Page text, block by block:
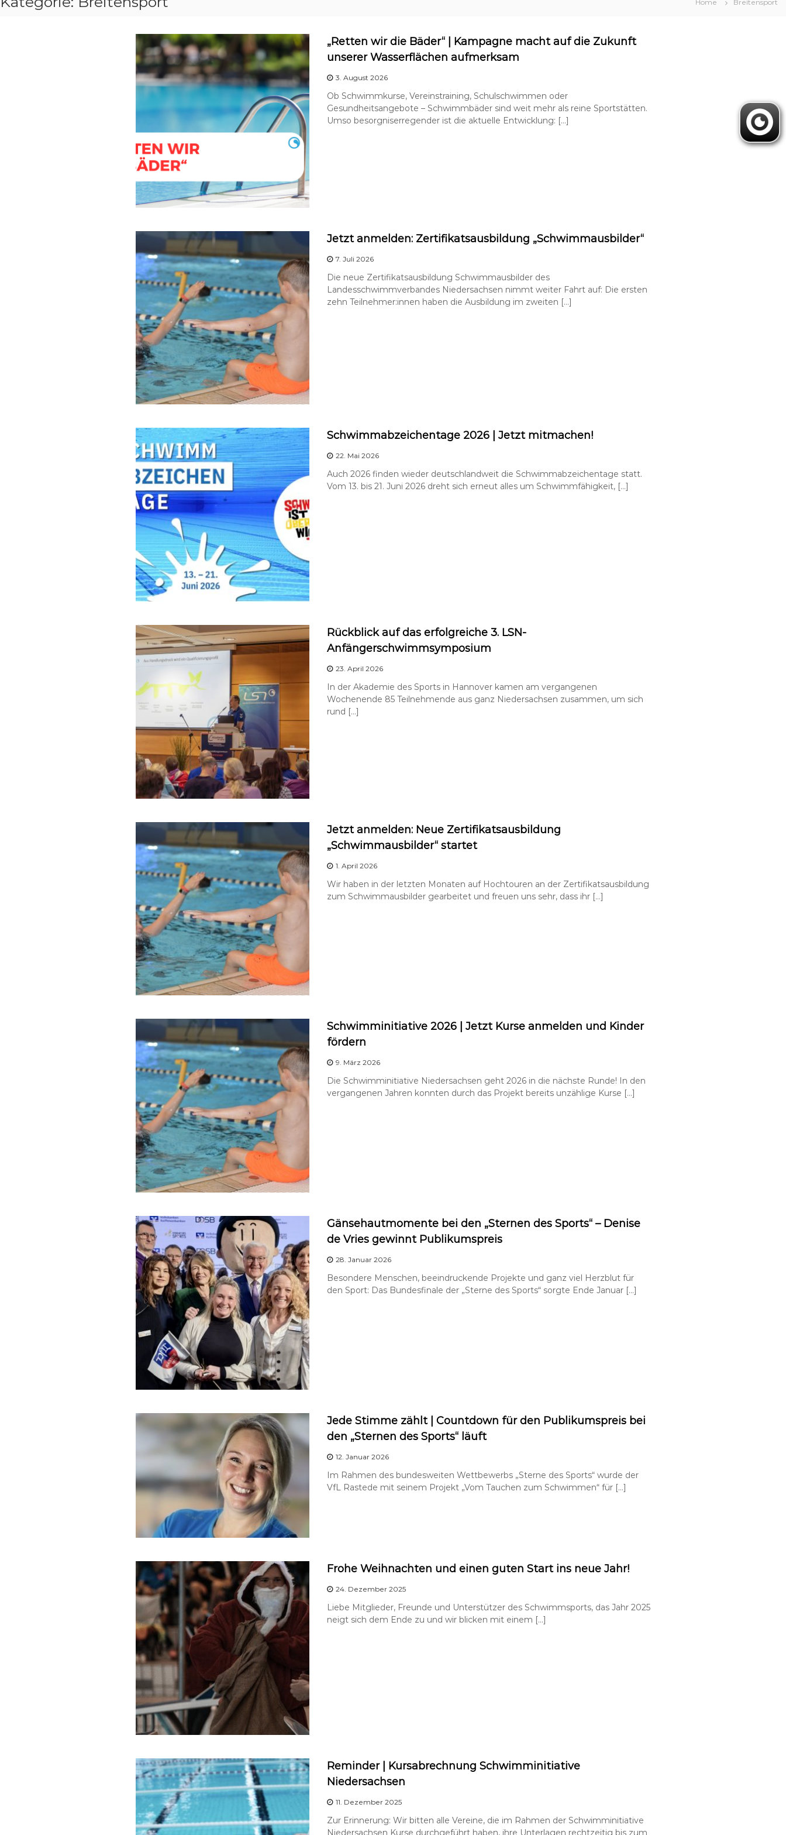
Home Breitensport
„Retten wir die Bäder“ | Kampagne macht auf die Zukunft
unserer Wasserflächen aufmerksam
3. August 2026
Ob Schwimmkurse, Vereinstraining, Schulschwimmen oder
Gesundheitsangebote – Schwimmbäder sind weit mehr als reine Sportstätten.
Umso besorgniserregender ist die aktuelle Entwicklung: […]
Jetzt anmelden: Zertifikatsausbildung „Schwimmausbilder“
7. Juli 2026
Die neue Zertifikatsausbildung Schwimmausbilder des
Landesschwimmverbandes Niedersachsen nimmt weiter Fahrt auf: Die ersten
zehn Teilnehmer:innen haben die Ausbildung im zweiten […]
Schwimmabzeichentage 2026 | Jetzt mitmachen!
22. Mai 2026
Auch 2026 finden wieder deutschlandweit die Schwimmabzeichentage statt.
Vom 13. bis 21. Juni 2026 dreht sich erneut alles um Schwimmfähigkeit, […]
Rückblick auf das erfolgreiche 3. LSN-
Anfängerschwimmsymposium
23. April 2026
In der Akademie des Sports in Hannover kamen am vergangenen
Wochenende 85 Teilnehmende aus ganz Niedersachsen zusammen, um sich
rund […]
Jetzt anmelden: Neue Zertifikatsausbildung
„Schwimmausbilder“ startet
1. April 2026
Wir haben in der letzten Monaten auf Hochtouren an der Zertifikatsausbildung
zum Schwimmausbilder gearbeitet und freuen uns sehr, dass ihr […]
Schwimminitiative 2026 | Jetzt Kurse anmelden und Kinder
fördern
9. März 2026
Die Schwimminitiative Niedersachsen geht 2026 in die nächste Runde! In den
vergangenen Jahren konnten durch das Projekt bereits unzählige Kurse […]
Gänsehautmomente bei den „Sternen des Sports“ – Denise
de Vries gewinnt Publikumspreis
28. Januar 2026
Besondere Menschen, beeindruckende Projekte und ganz viel Herzblut für
den Sport: Das Bundesfinale der „Sterne des Sports“ sorgte Ende Januar […]
Jede Stimme zählt | Countdown für den Publikumspreis bei
den „Sternen des Sports“ läuft
12. Januar 2026
Im Rahmen des bundesweiten Wettbewerbs „Sterne des Sports“ wurde der
VfL Rastede mit seinem Projekt „Vom Tauchen zum Schwimmen“ für […]
Frohe Weihnachten und einen guten Start ins neue Jahr!
24. Dezember 2025
Liebe Mitglieder, Freunde und Unterstützer des Schwimmsports, das Jahr 2025
neigt sich dem Ende zu und wir blicken mit einem […]
Reminder | Kursabrechnung Schwimminitiative
Niedersachsen
11. Dezember 2025
Zur Erinnerung: Wir bitten alle Vereine, die im Rahmen der Schwimminitiative
Niedersachsen Kurse durchgeführt haben, ihre Unterlagen rechtzeitig bis zum